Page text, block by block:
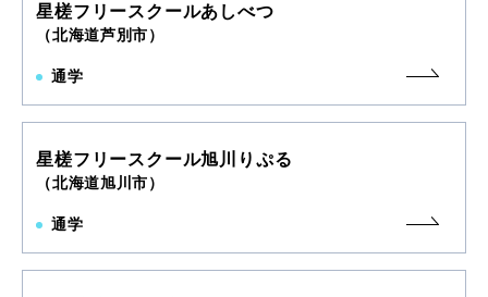
星槎フリースクールあしべつ
（北海道芦別市）
通学
星槎フリースクール旭川りぷる
（北海道旭川市）
通学